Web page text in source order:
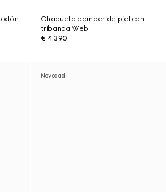
Chaqueta bomber de piel con
tribanda Web
€ 4.390
Novedad